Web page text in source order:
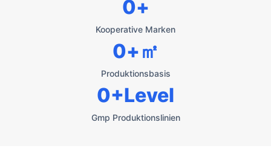
Kooperative Marken
0+
Produktionsbasis
0+㎡
Gmp Produktionslinien
0+Level